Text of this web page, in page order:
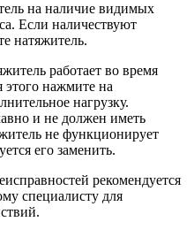
на наличие видимых
Если наличествуют
натяжитель.
работает во время
этого нажмите на
нагрузку.
и не должен иметь
не функционирует
его заменить.
рекомендуется
специалисту для